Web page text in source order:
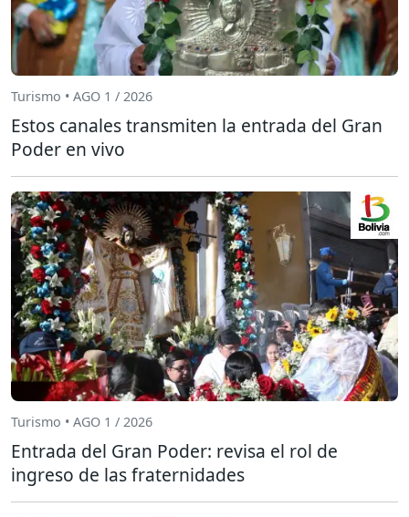
Turismo • AGO 1 / 2026
Estos canales transmiten la entrada del Gran
Poder en vivo
Turismo • AGO 1 / 2026
Entrada del Gran Poder: revisa el rol de
ingreso de las fraternidades